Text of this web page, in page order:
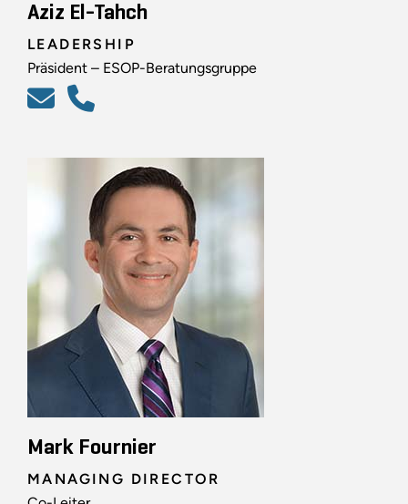
Aziz El-Tahch
LEADERSHIP
Präsident – ESOP-Beratungsgruppe
Mark Fournier
MANAGING DIRECTOR